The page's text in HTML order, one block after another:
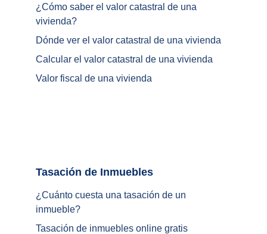
¿Cuánto cuesta una tasación de un
inmueble?
Tasación de inmuebles online gratis
¿ Cómo saber el valor catastral de una
vivienda?
Dónde ver el valor catastral de una vivienda
Calcular el valor catastral de una vivienda
Valor fiscal de una vivienda